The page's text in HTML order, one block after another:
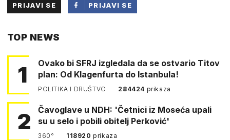
PRIJAVI SE
PRIJAVI SE
TOP NEWS
1
Ovako bi SFRJ izgledala da se ostvario Titov
plan: Od Klagenfurta do Istanbula!
POLITIKA I DRUŠTVO 284424 prikaza
2
Čavoglave u NDH: 'Četnici iz Moseća upali
su u selo i pobili obitelj Perković'
360° 118920prikaza